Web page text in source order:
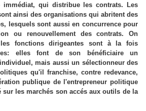
immédiat, qui distribue les contrats. Les
ainsi des organisations qui abritent des
lesquels sont aussi en concurrence pour
ou renouvellement des contrats. On
fonctions dirigeantes sont à la fois
elles font de son bénéficiaire un
mais aussi un sélectionneur des
qu'il franchise, contre redevance,
publique de l'entrepreneur politique
sur les marchés son accés aux outils de la